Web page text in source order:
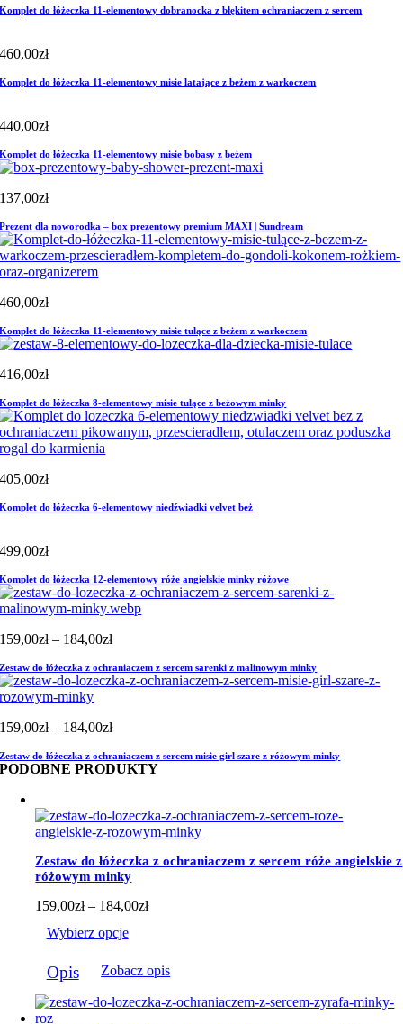
Komplet do łóżeczka 11-elementowy dobranocka z błękitem ochraniaczem z sercem
460,00zł
Komplet do łóżeczka 11-elementowy misie latające z beżem z warkoczem
440,00zł
Komplet do łóżeczka 11-elementowy misie bobasy z beżem
137,00zł
Prezent dla noworodka – box prezentowy premium MAXI | Sundream
460,00zł
Komplet do łóżeczka 11-elementowy misie tulące z beżem z warkoczem
416,00zł
Komplet do łóżeczka 8-elementowy misie tulące z beżowym minky
405,00zł
Komplet do łóżeczka 6-elementowy niedźwiadki velvet beż
499,00zł
Komplet do łóżeczka 12-elementowy róże angielskie minky różowe
159,00zł – 184,00złZakres
od
159,00zł
Zestaw do łóżeczka z ochraniaczem z sercem sarenki z malinowym minky
159,00zł – 184,00złZakres
od
159,00zł
184,00zł
Zestaw do łóżeczka z ochraniaczem z sercem misie girl szare z różowym minky
PODOBNE PRODUKTY
Zestaw do łóżeczka z ochraniaczem z sercem róże angielskie z
różowym minky
159,00zł – 184,00złZakres
do
Wybierz opcje
produkt
ma
wiele
Opis Zobacz opis